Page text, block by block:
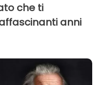
che ti
anni